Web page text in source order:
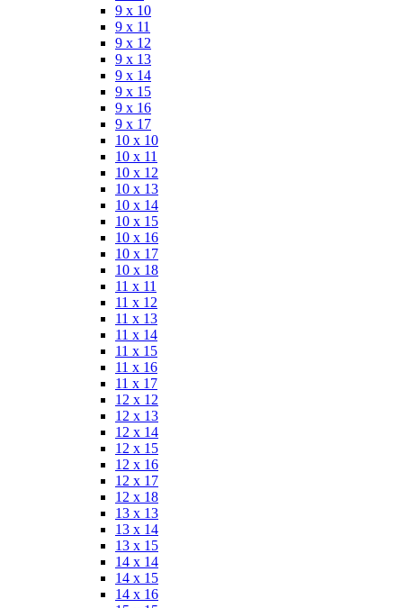
9 x 10
9 x 11
9 x 12
9 x 13
9 x 14
9 x 15
9 x 16
9 x 17
10 x 10
10 x 11
10 x 12
10 x 13
10 x 14
10 x 15
10 x 16
10 x 17
10 x 18
11 x 11
11 x 12
11 x 13
11 x 14
11 x 15
11 x 16
11 x 17
12 x 12
12 x 13
12 x 14
12 x 15
12 x 16
12 x 17
12 x 18
13 x 13
13 x 14
13 x 15
14 x 14
14 x 15
14 x 16